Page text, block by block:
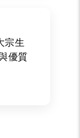
宗生
優質